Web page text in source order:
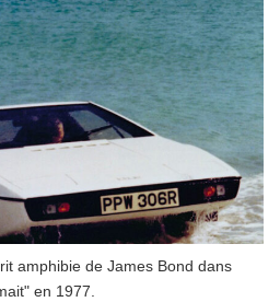
amphibie de James Bond dans
en 1977.